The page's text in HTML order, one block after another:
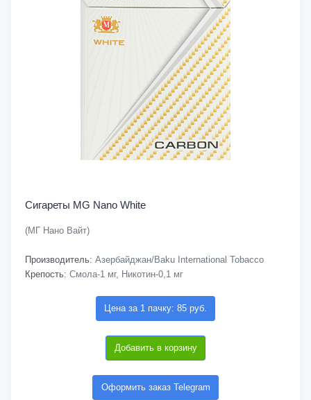
Сигареты MG Nano White
(МГ Нано Вайт)
Производитель: Азербайджан/Baku International Tobacco
Крепость: Смола-1 мг, Никотин-0,1 мг
Цена за 1 пачку: 85 руб.
Добавить в корзину
Оформить заказ Telegram